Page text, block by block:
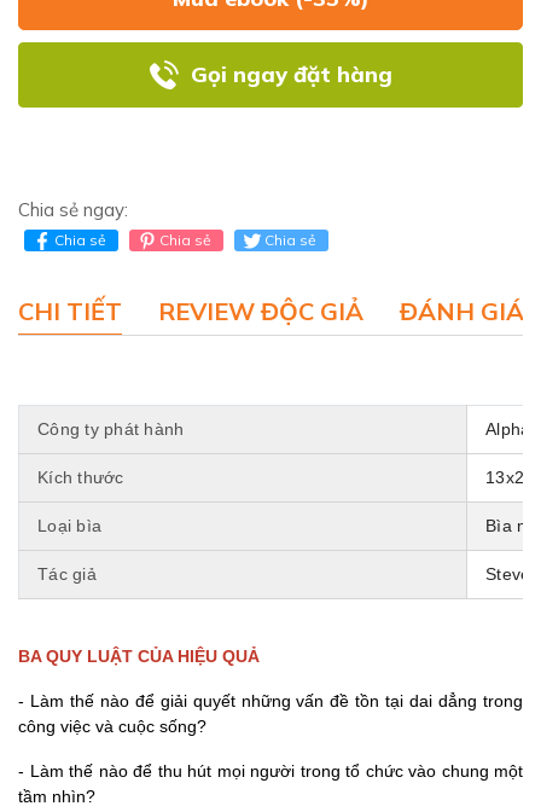
Gọi ngay đặt hàng
Chia sẻ ngay:
Chia sẻ Chia sẻ Chia sẻ
CHI TIẾT REVIEW ĐỘC GIẢ ĐÁNH GIÁ
Công ty phát hành Alpha
Kích thước
Loại bìa Bìa
Tác giả Steve
BA QUY LUẬT CỦA HIỆU QUẢ
- Làm thế nào để giải quyết những vấn đề tồn tại dai dẳng trong
công việc và cuộc sống?
- Làm thế nào để thu hút mọi người trong tổ chức vào chung một
tầm nhìn?